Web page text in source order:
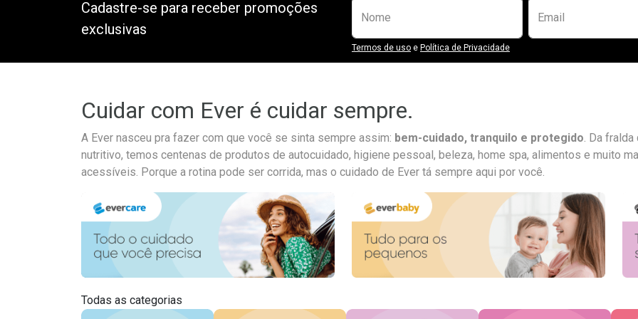
Cadastre-se para receber promoções
exclusivas
Preencha o formulário abaixo para
Nome Email
Termos de uso e Política de Privacidade
Cuidar com Ever é cuidar sempre.
A Ever nasceu pra fazer com que você se sinta sempre assim: bem-cuidado, tranquilo e protegido . Da
nutritivo, temos centenas de produtos de autocuidado, higiene pessoal, beleza, home spa, alimentos e muito
acessíveis. Porque a rotina pode ser corrida, mas o cuidado de Ever tá sempre aqui por você.
Todas as categorias